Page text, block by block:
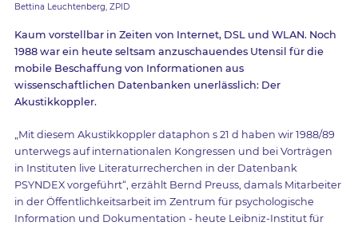
Bettina Leuchtenberg, ZPID
Kaum vorstellbar in Zeiten von Internet, DSL und WLAN. Noch
1988 war ein heute seltsam anzuschauendes Utensil für die
mobile Beschaffung von Informationen aus
wissenschaftlichen Datenbanken unerlässlich: Der
Akustikkoppler.
„Mit diesem Akustikkoppler dataphon s 21 d haben wir 1988/89
unterwegs auf internationalen Kongressen und bei Vorträgen
in Instituten live Literaturrecherchen in der Datenbank
PSYNDEX vorgeführt“, erzählt Bernd Preuss, damals Mitarbeiter
in der Öffentlichkeitsarbeit im Zentrum für psychologische
Information und Dokumentation - heute Leibniz-Institut für